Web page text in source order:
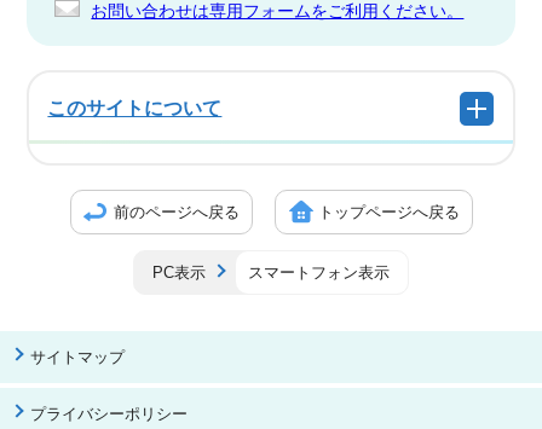
お問い合わせは専用フォームをご利用ください。
このサイトについて
前のページへ戻る トップページへ戻る
PC表示 スマートフォン表示
サイトマップ
プライバシーポリシー